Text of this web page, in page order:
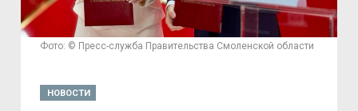
Фото: © Пресс-служба Правительства Смоленской области
НОВОСТИ